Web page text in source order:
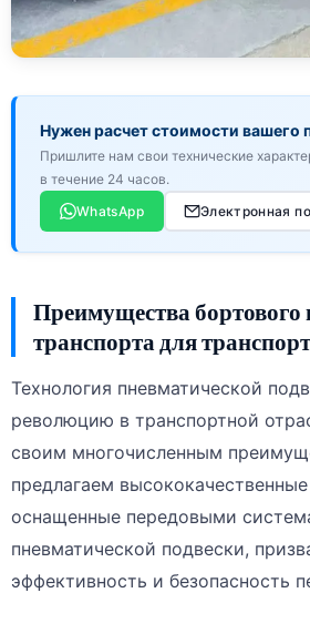
Нужен расчет стоимости вашего
Пришлите нам свои технические
в течение 24 часов.
WhatsApp
Электронная
Преимущества бортового
транспорта для
Технология пневматической
революцию в транспортной
своим многочисленным
предлагаем
оснащенные передовыми
пневматической подвески,
эффективность и безопасность